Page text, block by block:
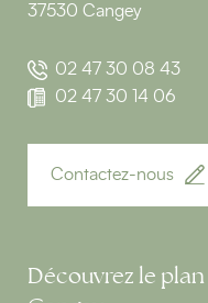
37530 Cangey
02 47 30 08 43
02 47 30 14 06
Contactez-nous
Découvrez le